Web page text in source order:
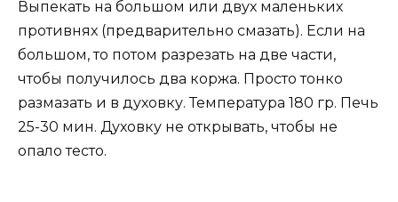
Выпекать на большом или двух маленьких
противнях (предварительно смазать). Если на
большом, то потом разрезать на две части,
чтобы получилось два коржа. Просто тонко
размазать и в духовку. Температура 180 гр. Печь
25-30 мин. Духовку не открывать, чтобы не
опало тесто.